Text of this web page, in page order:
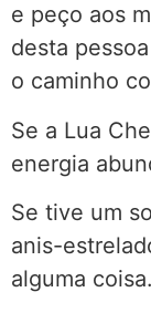
e peço aos
desta
o caminho
Se a Lua
energia
Se tive um
anis-
alguma coisa.